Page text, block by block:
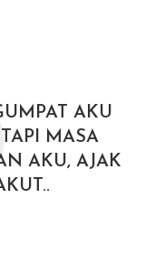
AKU
MASA
AKU, AJAK